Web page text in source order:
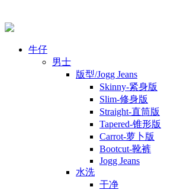
牛仔
男士
版型/Jogg Jeans
Skinny-紧身版
Slim-修身版
Straight-直筒版
Tapered-锥形版
Carrot-萝卜版
Bootcut-靴裤
Jogg Jeans
水洗
干净